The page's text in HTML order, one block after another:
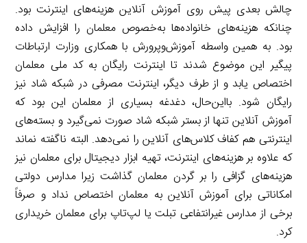
چالش بعدی پیش روی آموزش آنلاین هزینه‌های اینترنت بود.
چنانکه هزینه‌های خانواده‌ها به‌خصوص معلمان را افزایش داده
بود. به همین واسطه آموزش‌وپرورش با همکاری وزارت ارتباطات
پیگیر این موضوع شدند تا اینترنت رایگان به کد ملی معلمان
اختصاص یابد و از طرف دیگر، اینترنت مصرفی در شبکه شاد نیز
رایگان شود. بااین‌حال، دغدغه بسیاری از معلمان این بود که
آموزش آنلاین تنها از بستر شبکه شاد صورت نمی‌گیرد و بسته‌های
اینترنتی هم کفاف کلاس‌های آنلاین را نمی‌دهد. البته ناگفته نماند
که علاوه بر هزینه‌های اینترنت، تهیه ابزار دیجیتال برای معلمان نیز
هزینه‌های گزافی را بر گردن معلمان گذاشت زیرا مدارس دولتی
امکاناتی برای آموزش آنلاین به معلمان اختصاص نداد و صرفاً
برخی از مدارس غیرانتفاعی تبلت یا لپ‌تاپ برای معلمان خریداری
کرد.